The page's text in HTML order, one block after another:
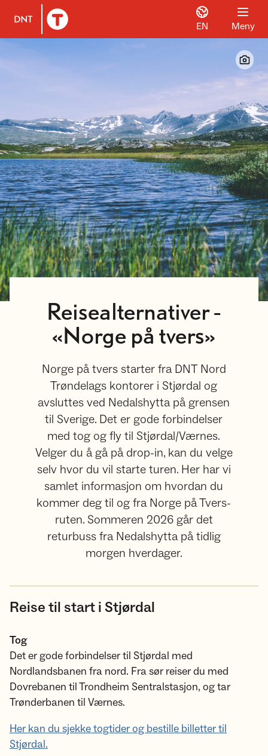
Til DNT.no forside
EN Meny
Reisealternativer -
«Norge på tvers»
Norge på tvers starter fra DNT Nord
Trøndelags kontorer i Stjørdal og
avsluttes ved Nedalshytta på grensen
til Sverige. Det er gode forbindelser
med tog og fly til Stjørdal/Værnes.
Velger du å gå på drop-in, kan du velge
selv hvor du vil starte turen. Her har vi
samlet informasjon om hvordan du
kommer deg til og fra Norge på Tvers-
ruten. Sommeren 2026 går det
returbuss fra Nedalshytta på tidlig
morgen hverdager.
Reise til start i Stjørdal
Tog
Det er gode forbindelser til Stjørdal med
Nordlandsbanen fra nord. Fra sør reiser du med
Dovrebanen til Trondheim Sentralstasjon, og tar
Trønderbanen til Værnes.
Her kan du sjekke togtider og bestille billetter til
Stjørdal.